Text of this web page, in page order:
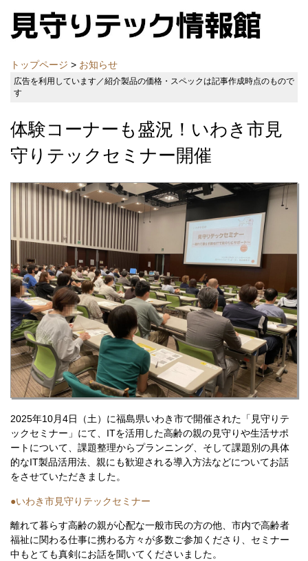
トップページ > お知らせ
広告を利用しています／紹介製品の価格・スペックは記事作成時点のもので
す
体験コーナーも盛況！いわき市見
守りテックセミナー開催
2025年10月4日（土）に福島県いわき市で開催された「見守りテ
ックセミナー」にて、ITを活用した高齢の親の見守りや生活サポ
ートについて、課題整理からプランニング、そして課題別の具体
的なIT製品活用法、親にも歓迎される導入方法などについてお話
をさせていただきました。
●いわき市見守りテックセミナー
離れて暮らす高齢の親が心配な一般市民の方の他、市内で高齢者
福祉に関わる仕事に携わる方々が多数ご参加くださり、セミナー
中もとても真剣にお話を聞いてくださいました。